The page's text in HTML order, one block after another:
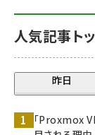
人気記事ト
昨日
「Proxmox